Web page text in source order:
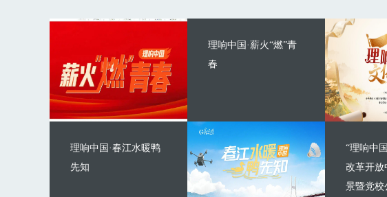
理响中国·薪火“燃”青
春
理响中国·春江水暖鸭
先知
“理响中
改革开放
景暨党校